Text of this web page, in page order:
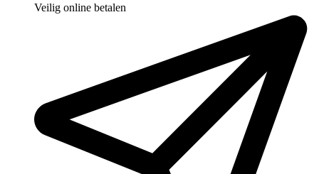
Veilig online betalen